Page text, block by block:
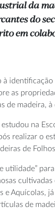
da
do
em
as
de madeira,
na
realizar o
de
utilidade”
Aquícolas,
de